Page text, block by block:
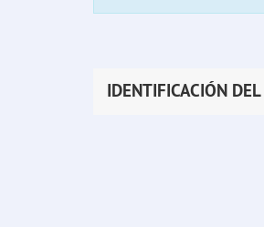
IDENTIFICACIÓN